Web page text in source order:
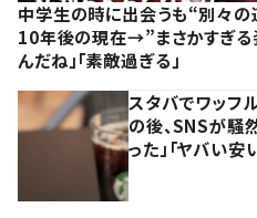
中学生の時に出会うも“別々の
10年後の現在→”まさかすぎる
んだね」「素敵過ぎる」
スタバでワッフ
の後、SNSが騒
った」「ヤバい安